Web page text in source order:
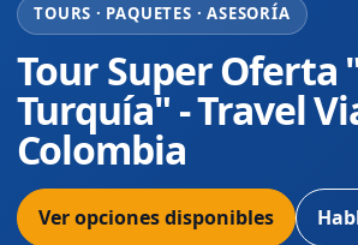
TOURS · PAQUETES · ASESORÍA
Tour Super Oferta
Turquía" - Travel
Colombia
Ver opciones disponibles